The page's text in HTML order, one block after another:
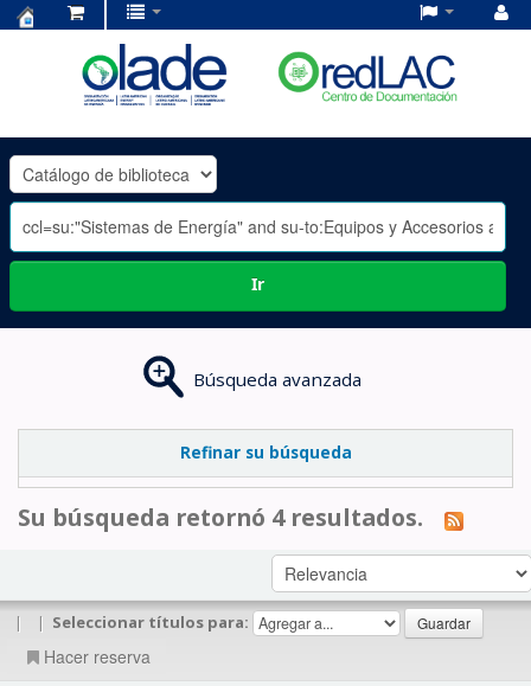
OLADE
-
Ir
Búsqueda avanzada
Refinar su búsqueda
Su búsqueda retornó 4 resultados.
| | Seleccionar títulos para:
Hacer reserva